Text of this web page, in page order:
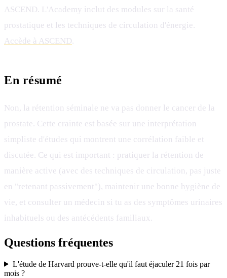
ASCEND. L'Academy inclut des modules sur la santé
prostatique et les techniques de circulation d'énergie.
Accède à ASCEND.
En résumé
Non, la rétention séminale ne va pas donner le cancer de la
prostate. Cette crainte est basée sur une interprétation
simpliste d'études qui montrent une corrélation faible et
discutée. Ce qui est important : pratiquer la rétention de
manière active (avec des techniques de circulation, pas juste
en "retenant passivement"), maintenir une bonne hygiène de
vie, et consulter un médecin si tu as des symptômes urinaires
inhabituels ou des antécédents familiaux.
Questions fréquentes
L'étude de Harvard prouve-t-elle qu'il faut éjaculer 21 fois par
mois ?